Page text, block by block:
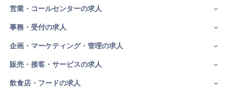
営業・コールセンターの求人
事務・受付の求人
企画・マーケティング・管理の求人
販売・接客・サービスの求人
飲食店・フードの求人